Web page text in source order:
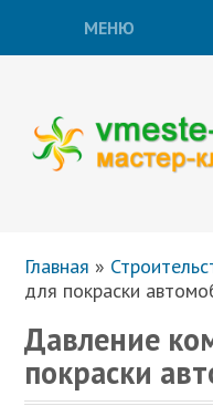
МЕНЮ
Главная »
для покраски
Давление
покраски